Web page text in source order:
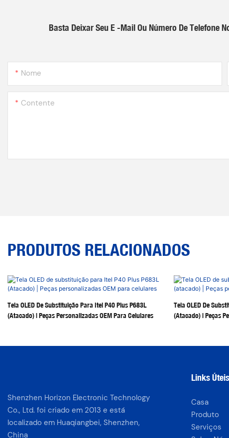
Basta Deixar Seu E -mail Ou Número De Telefone
Nome
Contente
PRODUTOS RELACIONADOS
Tela OLED De Substituição Para Itel P40 Plus P683L
(Atacado) | Peças Personalizadas OEM Para Celulares
Tela OLED De
(atacado) | Peças
Shenzhen Horizon Electronic Technology
Co., Ltd. foi criado em 2013 e está
localizado em Huaqiangbei, Shenzhen,
China
Links Úteis
Casa
Produto
Serviços